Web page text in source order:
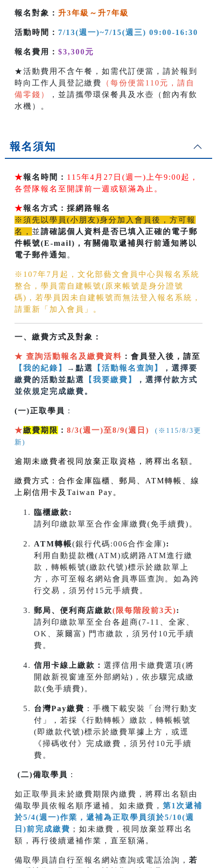
報名對象： 升3年級～升7年級
活動時間： 7/13(週一)~7/15(週三) 09:00-16:30
報名費用： $3,300元
★活動費用不含午餐，如需代訂便當，請於報到
時向工作人員登記繳費
（每份便當110元，請自
備零錢）
，並請攜帶環保餐具及水壺（館內有飲
水機）。
報名須知
★報名時間： 115年4月27日(週一)上午9:00起，
各營隊報名至開課前一週或額滿為止。
★報名方式：採網路報名
※須先以學員(小朋友)身分加入會員後，方可報
名， 並請確認個人資料是否已填入正確的電子郵
件帳號(E-mail) ，有關備取遞補與行前通知將以
電子郵件通知 。
※107年7月起，文化部藝文會員中心與報名系統
整合，學員需自建帳號(原來帳號是身分證號
碼)，若學員因未自建帳號而無法登入報名系統，
請重新「加入會員」。
一、繳費方式及對象：
★ 查詢活動報名及繳費資料 ：會員登入後，請至
【我的紀錄】
→點選 【活動報名查詢】
，選擇要
繳費的活動並點選
【我要繳費】
，選擇付款方式
並依規定完成繳費。
(一)正取學員 :
★繳費期限 ： 8/3(週一)至8/9(週日)
(※115/8/3更
新)
逾期未繳費者視同放棄正取資格，將釋出名額。
繳費方式：合作金庫臨櫃、郵局、 ATM轉帳、線
上刷信用卡及 Taiwan Pay 。
臨櫃繳款:
請列印繳款單至合作金庫繳費(免手續費)。
ATM轉帳(銀行代碼:006合作金庫):
利用自動提款機(ATM)或網路ATM進行繳
款，轉帳帳號(繳款代號)標示於繳款單上
方，亦可至報名網站會員專區查詢。如為跨
行交易，須另付15元手續費。
郵局、便利商店繳款(限每階段前3天):
請列印繳款單至全台各超商(7-11、全家、
OK、萊爾富) 門市繳款，須另付10元手續
費。
信用卡線上繳款： 選擇信用卡繳費選項(將
開啟新視窗連至外部網站)，依步驟完成繳
款(免手續費)。
台灣Pay繳費 ：手機下載安裝「台灣行動支
付」，若採《行動轉帳》繳款，轉帳帳號
(即繳款代號)標示於繳費單據上方，或逕
《掃碼收付》完成繳費，須另付10元手續
費。
(二)備取學員 ：
如正取學員未於繳費期限內繳費，將釋出名額由
備取學員依報名順序遞補。如未繳費， 第1次遞補
於5/4(週一)作業，遞補為正取學員須於5/10(週
日)前完成繳費 ；如未繳費，視同放棄並釋出名
額，再行後續遞補作業，直至額滿。
備取學員請自行至報名網站查詢或電話洽詢， 若